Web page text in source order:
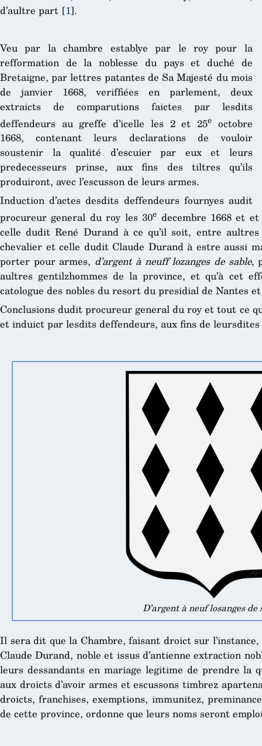
d’aultre part [1].
Veu par la chambre establye par le roy pour la
refformation de la noblesse du pays et duché de
Bretaigne, par lettres patantes de Sa Majesté du mois
de janvier 1668, veriffiées en parlement, deux
extraicts de comparutions faictes par lesdits
deffendeurs au greffe d’icelle les 2 et 25e octobre
1668, contenant leurs declarations de vouloir
soustenir la qualité d’escuier par eux et leurs
predecesseurs prinse, aux fins des tiltres qu’ils
produiront, avec l’escusson de leurs armes.
Induction d’actes desdits deffendeurs fournyes audit
procureur general du roy les 30e decembre 1668 et
celle dudit René Durand à ce qu’il soit, entre
chevalier et celle dudit Claude Durand à estre aussi
porter pour armes, d’argent à neuff lozanges de sable,
aultres gentilzhommes de la province, et qu’à cet
catologue des nobles du resort du presidial de Nantes
Conclusions dudit procureur general du roy et tout ce
et induict par lesdits deffendeurs, aux fins de
D’argent à neuf losanges de
Il sera dit que la Chambre, faisant droict sur
Claude Durand, noble et issus d’antienne extraction
leurs dessandants en mariage legitime de prendre la
aux droicts d’avoir armes et escussons timbrez
droicts, franchises, exemptions, immunitez,
de cette province, ordonne que leurs noms seront